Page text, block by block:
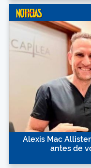
Alexis Mac
antes de